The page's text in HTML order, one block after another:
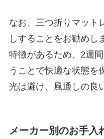
なお、三つ折りマット
しすることをお勧めし
特徴があるため、2週
うことで快適な状態を
光は避け、風通しの良
メーカー別のお手入